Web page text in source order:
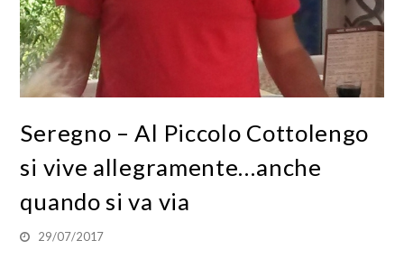
Seregno – Al Piccolo Cottolengo
si vive allegramente…anche
quando si va via
29/07/2017